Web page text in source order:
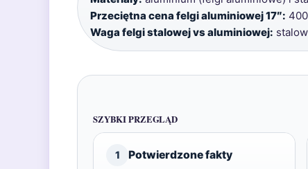
Przeciętna cena felgi aluminiowej 17″:
Waga felgi stalowej vs aluminiowej:
SZYBKI PRZEGLĄD
1 Potwierdzone fakty